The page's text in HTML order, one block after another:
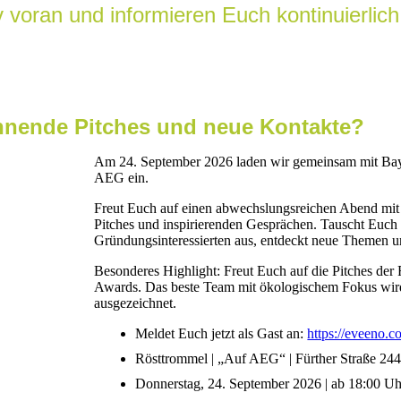
und informieren Euch
Pitches und neue Kontakte?
Am 24. September 2026 laden wir gemeinsam mit
AEG ein.
Freut Euch auf einen abwechslungsreichen Abend
Pitches und inspirierenden Gesprächen. Tauscht
Gründungsinteressierten aus, entdeckt neue Themen
Besonderes Highlight: Freut Euch auf die Pitches
Awards. Das beste Team mit ökologischem Fokus
ausgezeichnet.
Meldet Euch jetzt als Gast an:https://
Rösttrommel | „Auf AEG“ | Fürther Straße
Donnerstag, 24. September 2026 | ab 18:00